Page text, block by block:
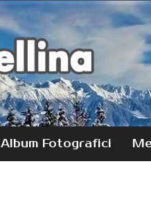
Album Fotografici